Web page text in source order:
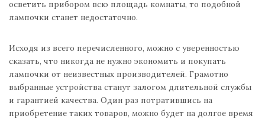
осветить прибором всю площадь комнаты, то подобной
лампочки станет недостаточно.
Исходя из всего перечисленного, можно с уверенностью
сказать, что никогда не нужно экономить и покупать
лампочки от неизвестных производителей. Грамотно
выбранные устройства станут залогом длительной службы
и гарантией качества. Один раз потратившись на
приобретение таких товаров, можно будет на долгое время